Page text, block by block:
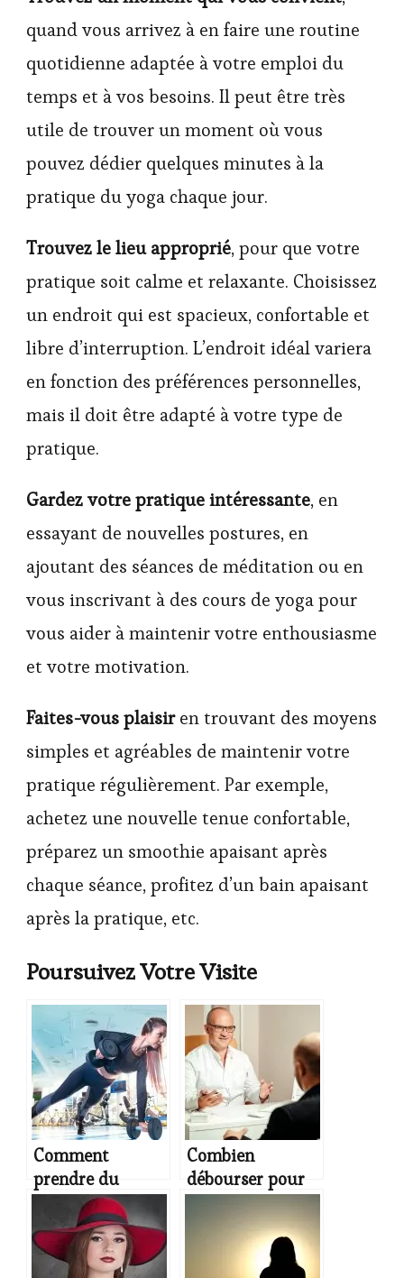
quand vous arrivez à en faire une routine
quotidienne adaptée à votre emploi du
temps et à vos besoins. Il peut être très
utile de trouver un moment où vous
pouvez dédier quelques minutes à la
pratique du yoga chaque jour.
Trouvez le lieu approprié, pour que votre
pratique soit calme et relaxante. Choisissez
un endroit qui est spacieux, confortable et
libre d’interruption. L’endroit idéal variera
en fonction des préférences personnelles,
mais il doit être adapté à votre type de
pratique.
Gardez votre pratique intéressante, en
essayant de nouvelles postures, en
ajoutant des séances de méditation ou en
vous inscrivant à des cours de yoga pour
vous aider à maintenir votre enthousiasme
et votre motivation.
Faites-vous plaisiren trouvant des moyens
simples et agréables de maintenir votre
pratique régulièrement. Par exemple,
achetez une nouvelle tenue confortable,
préparez un smoothie apaisant après
chaque séance, profitez d’un bain apaisant
après la pratique, etc.
Poursuivez Votre Visite
Comment
prendre du
poids ?
Combien
débourser pour
profiter d’un soin
énergétique à
Toulouse ?